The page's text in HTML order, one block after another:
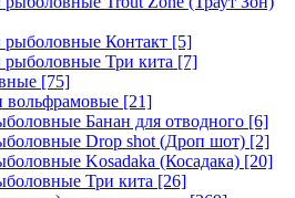
Контакт [5]
Три кита [7]
[75]
вольфрамовые [21]
Банан для отводного [6]
Drop shot (Дроп шот) [2]
Kosadaka (Косадака) [20]
Три кита [26]